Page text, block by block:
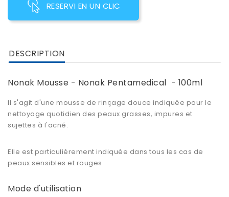
RESERVI EN UN CLIC
DESCRIPTION
Nonak Mousse - Nonak Pentamedical - 100ml
Il s'agit d'une mousse de rinçage douce indiquée pour le
nettoyage quotidien des peaux grasses, impures et
sujettes à l'acné.
Elle est particulièrement indiquée dans tous les cas de
peaux sensibles et rouges.
Mode d'utilisation